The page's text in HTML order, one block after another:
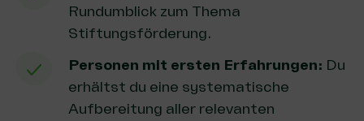
Rundumblick zum Thema
Stiftungsförderung.
Personen mit ersten Erfahrungen: Du
erhältst du eine systematische
Aufbereitung aller relevanten